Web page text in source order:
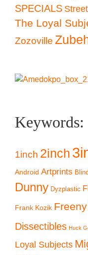
SPECIALS
The Loyal
Zozoville
Keywords:
1inch 2inch
Android Artprints
Dunny Dyzplastic
Frank Kozik Freeny
Dissectibles Huck
Loyal Subjects